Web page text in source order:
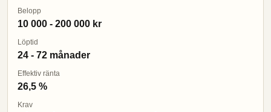
Belopp
10 000 - 200 000 kr
Löptid
24 - 72 månader
Effektiv ränta
26,5 %
Krav